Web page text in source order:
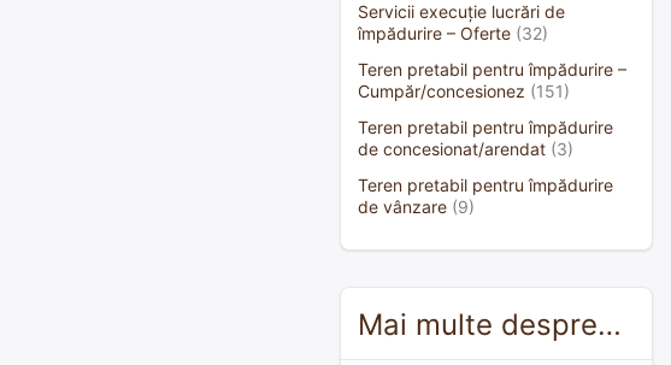
Servicii execuție lucrări de
împădurire – Oferte (32)
Teren pretabil pentru împădurire –
Cumpăr/concesionez (151)
Teren pretabil pentru împădurire
de concesionat/arendat (3)
Teren pretabil pentru împădurire
de vânzare (9)
Mai multe despre…